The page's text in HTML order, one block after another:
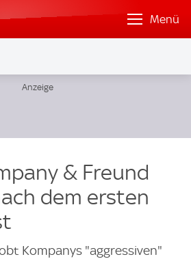
Menü
& Freund
dem ersten
Kompanys "aggressiven"